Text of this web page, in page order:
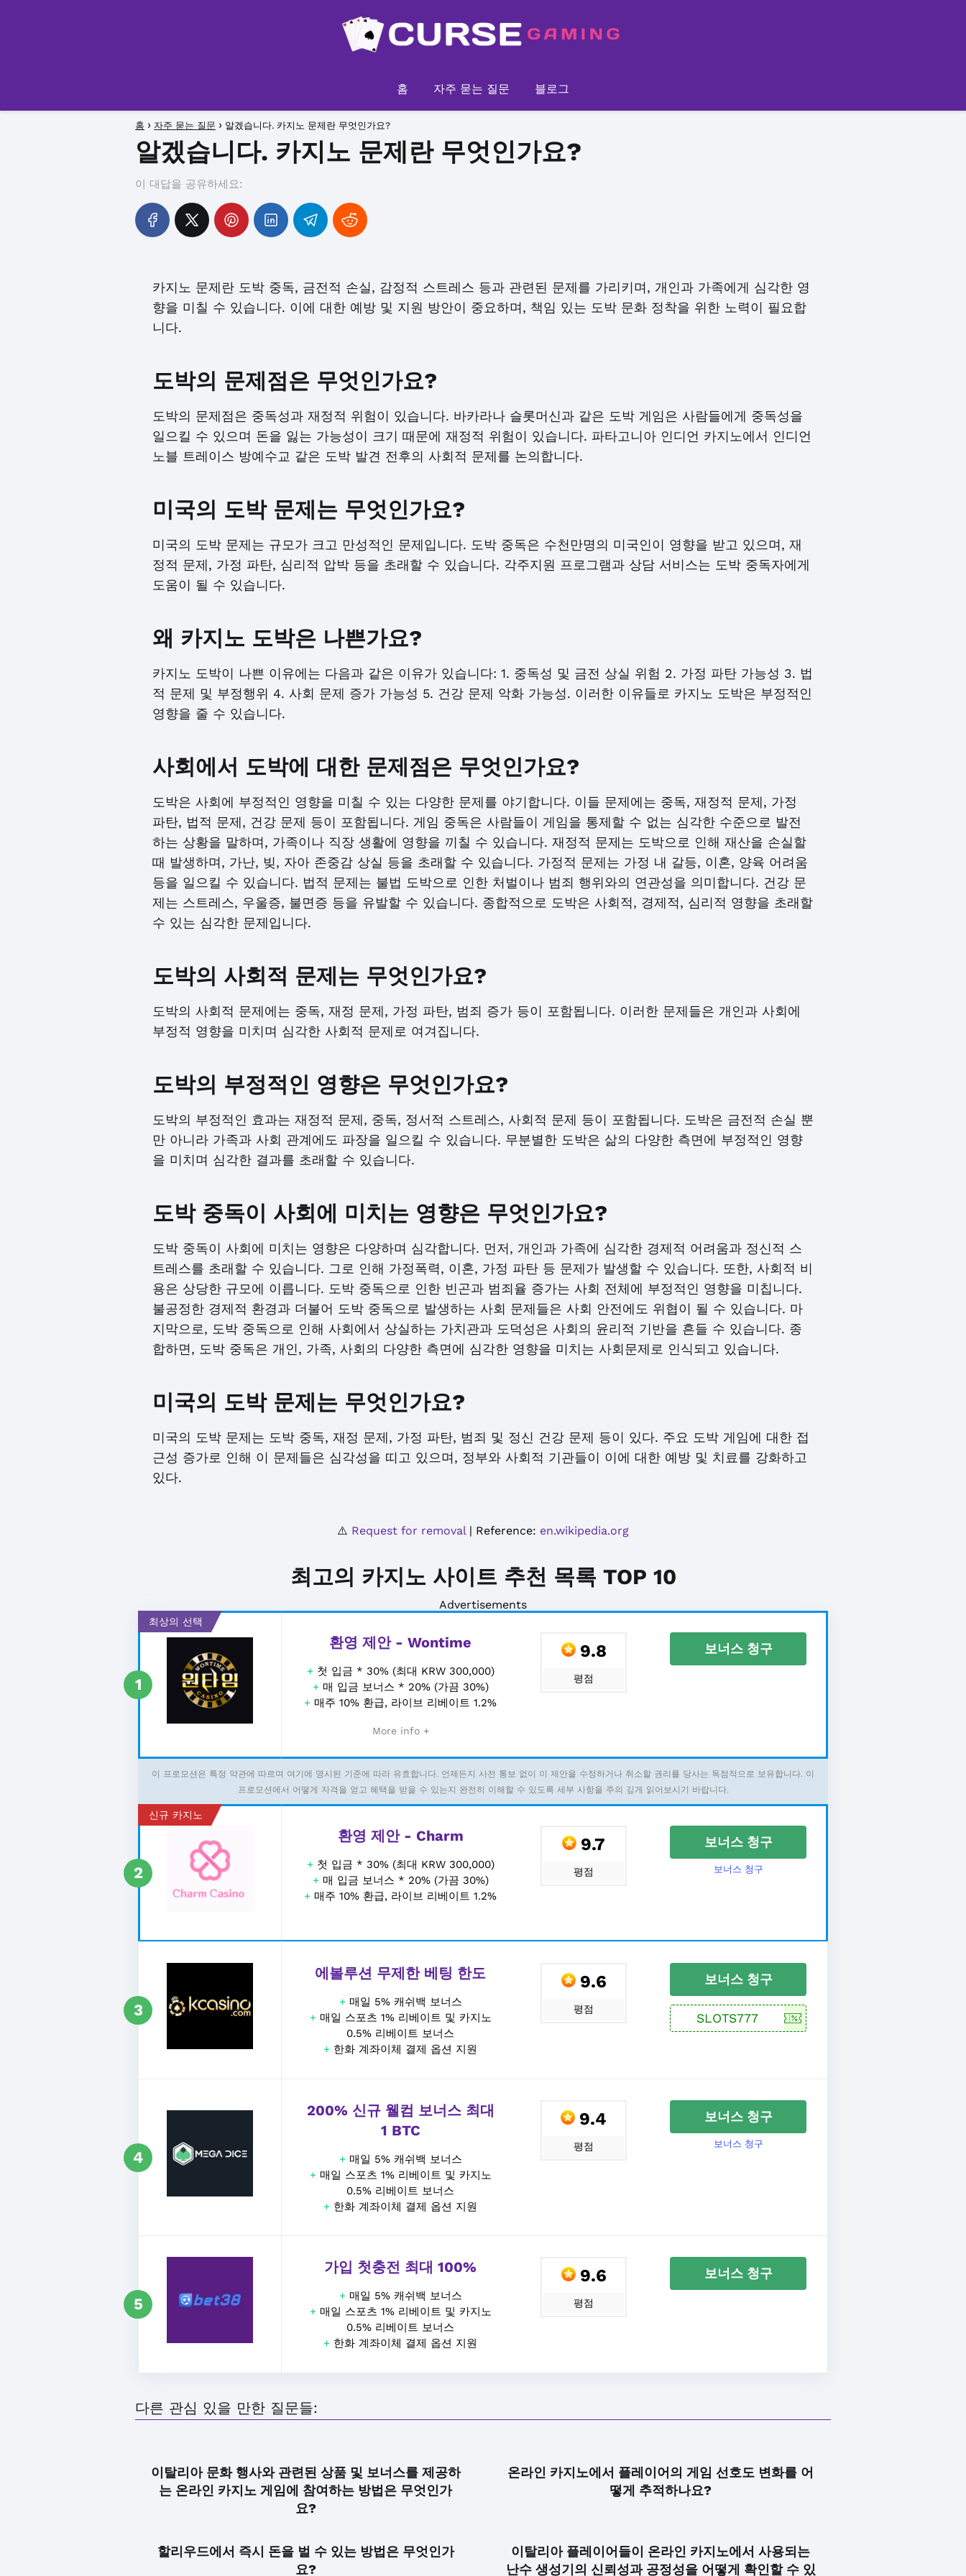
홈 자주 묻는 질문 블로그
홈 자주 묻는 질문 알겠습니다. 카지노 문제란 무엇인가요?
알겠습니다. 카지노 문제란 무엇인가요?
이 대답을 공유하세요:
카지노 문제란 도박 중독, 금전적 손실, 감정적 스트레스 등과 관련된 문제를 가리키며, 개인과 가족에게 심각한 영
향을 미칠 수 있습니다. 이에 대한 예방 및 지원 방안이 중요하며, 책임 있는 도박 문화 정착을 위한 노력이 필요합
니다.
도박의 문제점은 무엇인가요?
도박의 문제점은 중독성과 재정적 위험이 있습니다. 바카라나 슬롯머신과 같은 도박 게임은 사람들에게 중독성을
일으킬 수 있으며 돈을 잃는 가능성이 크기 때문에 재정적 위험이 있습니다. 파타고니아 인디언 카지노에서 인디언
노블 트레이스 방예수교 같은 도박 발견 전후의 사회적 문제를 논의합니다.
미국의 도박 문제는 무엇인가요?
미국의 도박 문제는 규모가 크고 만성적인 문제입니다. 도박 중독은 수천만명의 미국인이 영향을 받고 있으며, 재
정적 문제, 가정 파탄, 심리적 압박 등을 초래할 수 있습니다. 각주지원 프로그램과 상담 서비스는 도박 중독자에게
도움이 될 수 있습니다.
왜 카지노 도박은 나쁜가요?
카지노 도박이 나쁜 이유에는 다음과 같은 이유가 있습니다: 1. 중독성 및 금전 상실 위험 2. 가정 파탄 가능성 3. 법
적 문제 및 부정행위 4. 사회 문제 증가 가능성 5. 건강 문제 악화 가능성. 이러한 이유들로 카지노 도박은 부정적인
영향을 줄 수 있습니다.
사회에서 도박에 대한 문제점은 무엇인가요?
도박은 사회에 부정적인 영향을 미칠 수 있는 다양한 문제를 야기합니다. 이들 문제에는 중독, 재정적 문제, 가정
파탄, 법적 문제, 건강 문제 등이 포함됩니다. 게임 중독은 사람들이 게임을 통제할 수 없는 심각한 수준으로 발전
하는 상황을 말하며, 가족이나 직장 생활에 영향을 끼칠 수 있습니다. 재정적 문제는 도박으로 인해 재산을 손실할
때 발생하며, 가난, 빚, 자아 존중감 상실 등을 초래할 수 있습니다. 가정적 문제는 가정 내 갈등, 이혼, 양육 어려움
등을 일으킬 수 있습니다. 법적 문제는 불법 도박으로 인한 처벌이나 범죄 행위와의 연관성을 의미합니다. 건강 문
제는 스트레스, 우울증, 불면증 등을 유발할 수 있습니다. 종합적으로 도박은 사회적, 경제적, 심리적 영향을 초래할
수 있는 심각한 문제입니다.
도박의 사회적 문제는 무엇인가요?
도박의 사회적 문제에는 중독, 재정 문제, 가정 파탄, 범죄 증가 등이 포함됩니다. 이러한 문제들은 개인과 사회에
부정적 영향을 미치며 심각한 사회적 문제로 여겨집니다.
도박의 부정적인 영향은 무엇인가요?
도박의 부정적인 효과는 재정적 문제, 중독, 정서적 스트레스, 사회적 문제 등이 포함됩니다. 도박은 금전적 손실 뿐
만 아니라 가족과 사회 관계에도 파장을 일으킬 수 있습니다. 무분별한 도박은 삶의 다양한 측면에 부정적인 영향
을 미치며 심각한 결과를 초래할 수 있습니다.
도박 중독이 사회에 미치는 영향은 무엇인가요?
도박 중독이 사회에 미치는 영향은 다양하며 심각합니다. 먼저, 개인과 가족에 심각한 경제적 어려움과 정신적 스
트레스를 초래할 수 있습니다. 그로 인해 가정폭력, 이혼, 가정 파탄 등 문제가 발생할 수 있습니다. 또한, 사회적 비
용은 상당한 규모에 이릅니다. 도박 중독으로 인한 빈곤과 범죄율 증가는 사회 전체에 부정적인 영향을 미칩니다.
불공정한 경제적 환경과 더불어 도박 중독으로 발생하는 사회 문제들은 사회 안전에도 위협이 될 수 있습니다. 마
지막으로, 도박 중독으로 인해 사회에서 상실하는 가치관과 도덕성은 사회의 윤리적 기반을 흔들 수 있습니다. 종
합하면, 도박 중독은 개인, 가족, 사회의 다양한 측면에 심각한 영향을 미치는 사회문제로 인식되고 있습니다.
미국의 도박 문제는 무엇인가요?
미국의 도박 문제는 도박 중독, 재정 문제, 가정 파탄, 범죄 및 정신 건강 문제 등이 있다. 주요 도박 게임에 대한 접
근성 증가로 인해 이 문제들은 심각성을 띠고 있으며, 정부와 사회적 기관들이 이에 대한 예방 및 치료를 강화하고
있다.
⚠️ Request for removal| Reference: en.wikipedia.org
최고의 카지노 사이트 추천 목록 TOP 10
Advertisements
최상의 선택
1
환영 제안 - Wontime
+ 첫 입금 * 30% (최대 KRW 300,000)
+ 매 입금 보너스 * 20% (가끔 30%)
+ 매주 10% 환급, 라이브 리베이트 1.2%
More info +
9.8
평점
보너스 청구
이 프로모션은 특정 약관에 따르며 여기에 명시된 기준에 따라 유효합니다. 언제든지 사전 통보 없이 이 제안을 수정하거나 취소할 권리를 당사는 독점적으로 보유합니다. 이
프로모션에서 어떻게 자격을 얻고 혜택을 받을 수 있는지 완전히 이해할 수 있도록 세부 사항을 주의 깊게 읽어보시기 바랍니다.
신규 카지노
2
환영 제안 - Charm
+ 첫 입금 * 30% (최대 KRW 300,000)
+ 매 입금 보너스 * 20% (가끔 30%)
+ 매주 10% 환급, 라이브 리베이트 1.2%
9.7
평점
보너스 청구
보너스 청구
3
에볼루션 무제한 베팅 한도
+ 매일 5% 캐쉬백 보너스
+ 매일 스포츠 1% 리베이트 및 카지노
0.5% 리베이트 보너스
+ 한화 계좌이체 결제 옵션 지원
9.6
평점
보너스 청구
4
200% 신규 웰컴 보너스 최대
1 BTC
+ 매일 5% 캐쉬백 보너스
+ 매일 스포츠 1% 리베이트 및 카지노
0.5% 리베이트 보너스
+ 한화 계좌이체 결제 옵션 지원
9.4
평점
보너스 청구
보너스 청구
5
가입 첫충전 최대 100%
+ 매일 5% 캐쉬백 보너스
+ 매일 스포츠 1% 리베이트 및 카지노
0.5% 리베이트 보너스
+ 한화 계좌이체 결제 옵션 지원
9.6
평점
보너스 청구
다른 관심 있을 만한 질문들:
이탈리아 문화 행사와 관련된 상품 및 보너스를 제공하
는 온라인 카지노 게임에 참여하는 방법은 무엇인가
요?
온라인 카지노에서 플레이어의 게임 선호도 변화를 어
떻게 추적하나요?
할리우드에서 즉시 돈을 벌 수 있는 방법은 무엇인가
요?
이탈리아 플레이어들이 온라인 카지노에서 사용되는
난수 생성기의 신뢰성과 공정성을 어떻게 확인할 수 있